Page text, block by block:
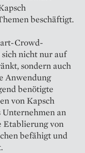
beschäftigt.
Crowd-
nicht nur auf
sondern auch
Anwendung
benötigte
von Kapsch
an
Etablierung von
befähigt und